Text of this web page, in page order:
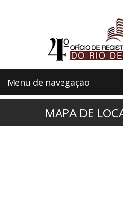
Menu de navegação
MAPA DE